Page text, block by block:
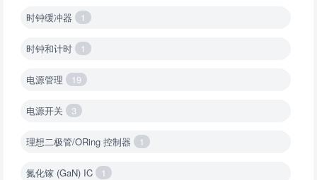
时钟缓冲器 1
时钟和计时 1
电源管理 19
电源开关 3
理想二极管/ORing 控制器 1
氮化镓 (GaN) IC 1